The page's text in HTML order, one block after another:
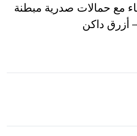
مع حمالات صدرية مبطنة
أزرق داكن